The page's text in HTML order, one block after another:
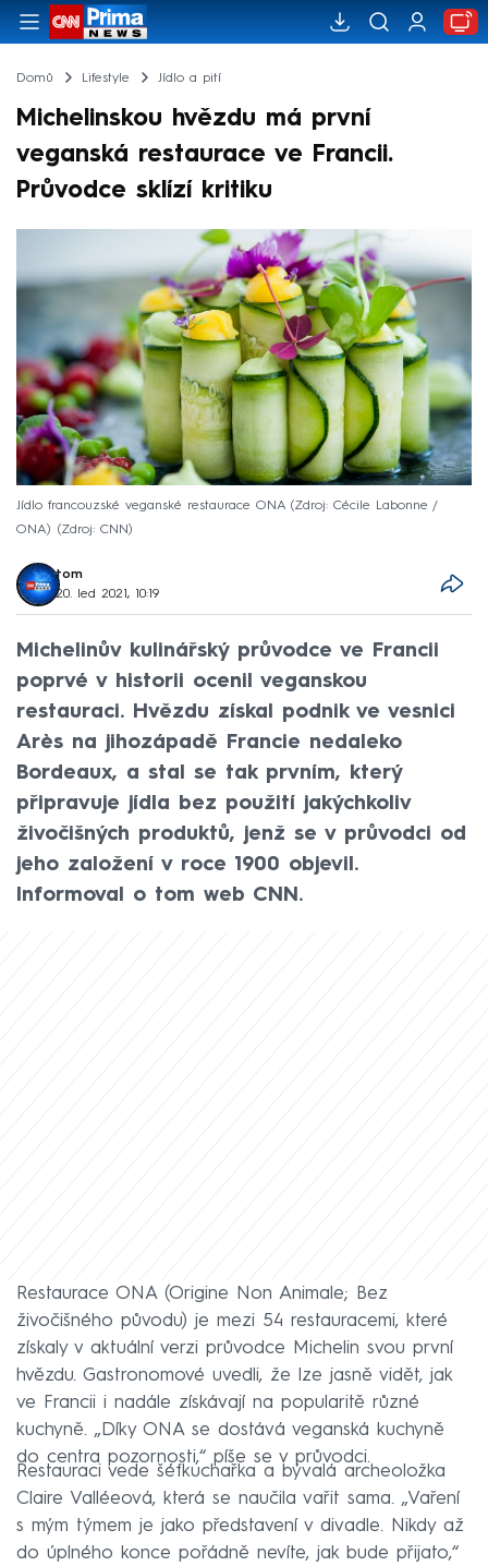
Domů Lifestyle Jídlo a pití
Michelinskou hvězdu má první
veganská restaurace ve Francii.
Průvodce sklízí kritiku
Jídlo francouzské veganské restaurace ONA (Zdroj: Cécile Labonne /
ONA)
Zdroj: CNN
tom
20. led 2021, 10:19
Michelinův kulinářský průvodce ve Francii
poprvé v historii ocenil veganskou
restauraci. Hvězdu získal podnik ve vesnici
Arès na jihozápadě Francie nedaleko
Bordeaux, a stal se tak prvním, který
připravuje jídla bez použití jakýchkoliv
živočišných produktů, jenž se v průvodci od
jeho založení v roce 1900 objevil.
Informoval o tom web CNN.
Restaurace ONA (Origine Non Animale; Bez
živočišného původu) je mezi 54 restauracemi, které
získaly v aktuální verzi průvodce Michelin svou první
hvězdu. Gastronomové uvedli, že lze jasně vidět, jak
ve Francii i nadále získávají na popularitě různé
kuchyně. „Díky ONA se dostává veganská kuchyně
do centra pozornosti,“ píše se v průvodci.
Restauraci vede šéfkuchařka a bývalá archeoložka
Claire Valléeová, která se naučila vařit sama. „Vaření
s mým týmem je jako představení v divadle. Nikdy až
do úplného konce pořádně nevíte, jak bude přijato,“